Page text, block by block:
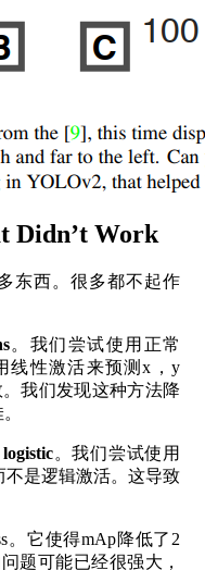
Didn’t Work
东西。很多都不起作
。我们尝试使用正常
线性激活来预测x，y
我们发现这种方法降
。我们尝试使用
不是逻辑激活。这导致
。它使得mAp降低了2
题可能已经很强大，